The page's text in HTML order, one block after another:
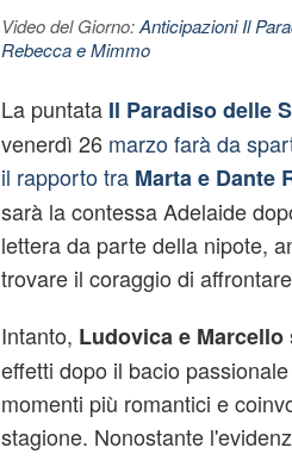
Video del Giorno:Anticipazioni Il
Rebecca e Mimmo
La puntata Il Paradiso delle
venerdì 26 marzo farà da
il rapporto tra Marta e Dante
sarà la contessa Adelaide
lettera da parte della nipote,
trovare il coraggio di
Intanto, Ludovica e Marcello
effetti dopo il bacio
momenti più romantici e
stagione. Nonostante